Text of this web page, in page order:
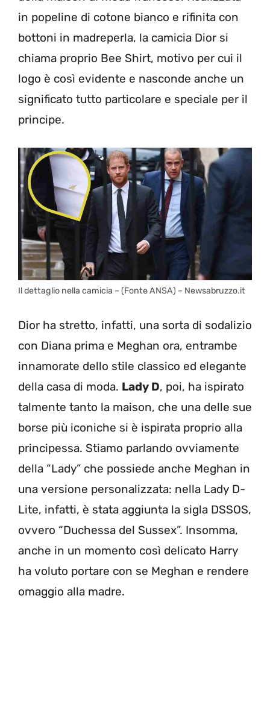
in popeline di cotone bianco e rifinita con
bottoni in madreperla, la camicia Dior si
chiama proprio Bee Shirt, motivo per cui il
logo è così evidente e nasconde anche un
significato tutto particolare e speciale per il
principe.
Il dettaglio nella camicia – (Fonte ANSA) – Newsabruzzo.it
Dior ha stretto, infatti, una sorta di sodalizio
con Diana prima e Meghan ora, entrambe
innamorate dello stile classico ed elegante
della casa di moda. Lady D, poi, ha ispirato
talmente tanto la maison, che una delle sue
borse più iconiche si è ispirata proprio alla
principessa. Stiamo parlando ovviamente
della “Lady” che possiede anche Meghan in
una versione personalizzata: nella Lady D-
Lite, infatti, è stata aggiunta la sigla DSSOS,
ovvero “Duchessa del Sussex”. Insomma,
anche in un momento così delicato Harry
ha voluto portare con se Meghan e rendere
omaggio alla madre.